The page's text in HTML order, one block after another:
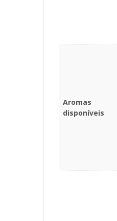
Aromas
disponíveis